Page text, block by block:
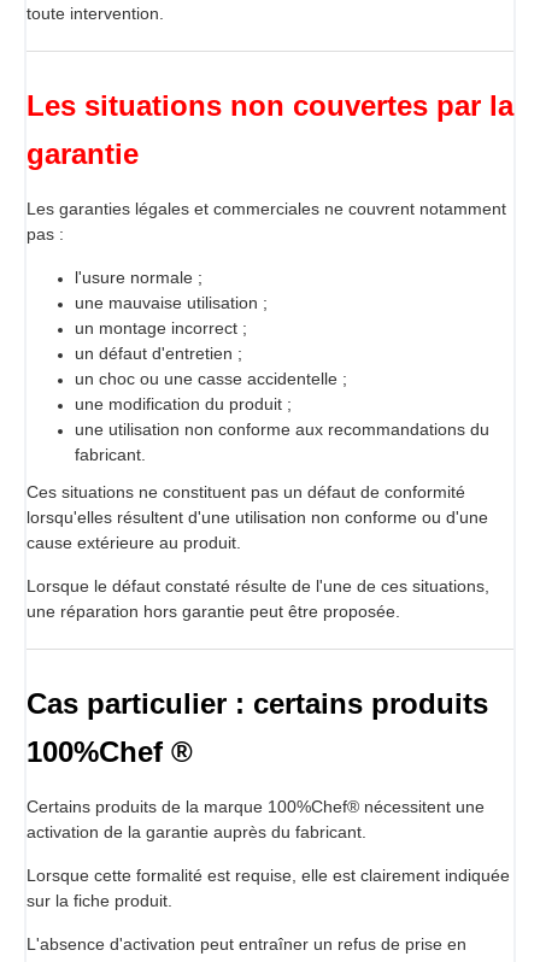
toute intervention.
Les situations non couvertes par la
garantie
Les garanties légales et commerciales ne couvrent notamment
pas :
l'usure normale ;
une mauvaise utilisation ;
un montage incorrect ;
un défaut d'entretien ;
un choc ou une casse accidentelle ;
une modification du produit ;
une utilisation non conforme aux recommandations du
fabricant.
Ces situations ne constituent pas un défaut de conformité
lorsqu'elles résultent d'une utilisation non conforme ou d'une
cause extérieure au produit.
Lorsque le défaut constaté résulte de l'une de ces situations,
une réparation hors garantie peut être proposée.
Cas particulier : certains produits
100%Chef ®
Certains produits de la marque 100%Chef® nécessitent une
activation de la garantie auprès du fabricant.
Lorsque cette formalité est requise, elle est clairement indiquée
sur la fiche produit.
L'absence d'activation peut entraîner un refus de prise en